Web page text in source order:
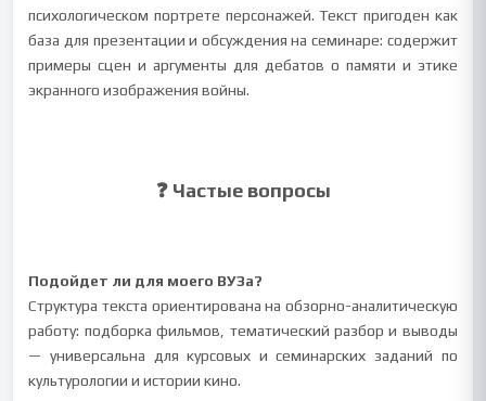
психологическом портрете персонажей. Текст пригоден как
база для презентации и обсуждения на семинаре: содержит
примеры сцен и аргументы для дебатов о памяти и этике
экранного изображения войны.
❓ Частые вопросы
Подойдет ли для моего ВУЗа?
Структура текста ориентирована на обзорно-аналитическую
работу: подборка фильмов, тематический разбор и выводы
— универсальна для курсовых и семинарских заданий по
культурологии и истории кино.